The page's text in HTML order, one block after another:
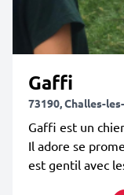
Gaffi
73190, Challes-
Gaffi est un
Il adore se
est gentil avec